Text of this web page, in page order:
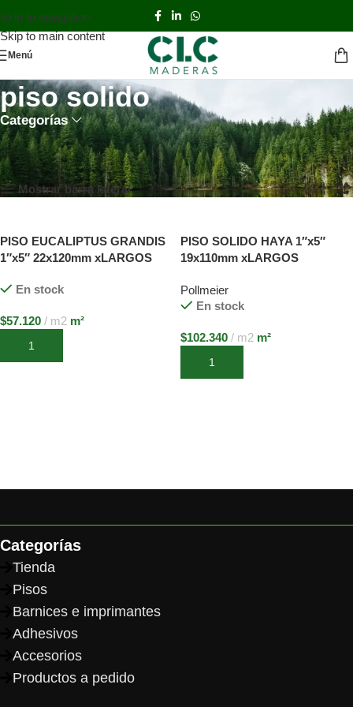
Skip to navigation
Skip to main content
Menú
piso solido
Categorías
Inicio TIENDA Productos etiquetados “piso solido”
Mostrando los 2 resultados
Mostrar barra lateral
PISO EUCALIPTUS GRANDIS
1″x5″ 22x120mm xLARGOS
En stock
$57.120 m2 m²
Añadir al carrito
PISO SOLIDO HAYA 1″x5″
19x110mm xLARGOS
Pollmeier
En stock
$102.340 m2 m²
Añadir al carrito
Categorías
Tienda
Pisos
Barnices e imprimantes
Adhesivos
Accesorios
Productos a pedido